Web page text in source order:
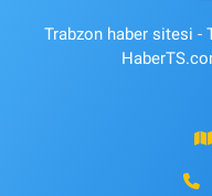
Trabzon haber sitesi -